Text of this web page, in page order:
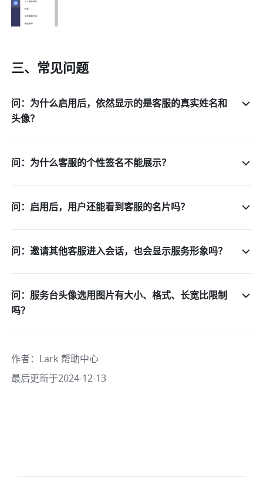
三、常见问题
问：为什么启用后，依然显示的是客服的真实姓名和
头像？
问：为什么客服的个性签名不能展示？
问：启用后，用户还能看到客服的名片吗？
问：邀请其他客服进入会话，也会显示服务形象吗？
问：服务台头像选用图片有大小、格式、长宽比限制
吗？
作者： Lark 帮助中心
最后更新于2024-12-13